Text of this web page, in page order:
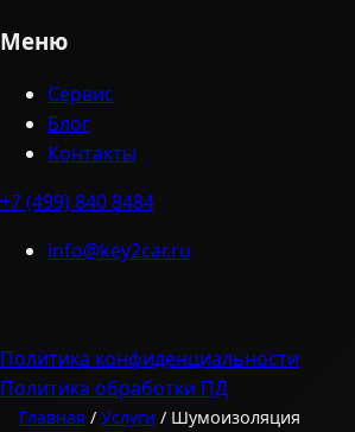
Меню
Сервис
Блог
Контакты
+7 (499) 840 8484
info@key2car.ru
Политика конфиденциальности
Политика обработки ПД
Главная / Услуги / Шумоизоляция